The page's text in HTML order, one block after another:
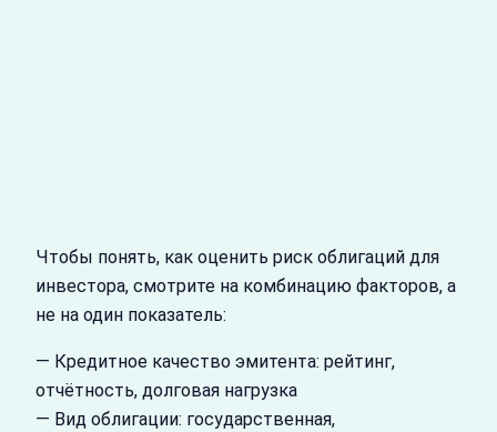
Чтобы понять, как оценить риск облигаций для
инвестора, смотрите на комбинацию факторов, а
не на один показатель:
— Кредитное качество эмитента: рейтинг,
отчётность, долговая нагрузка
— Вид облигации: государственная,